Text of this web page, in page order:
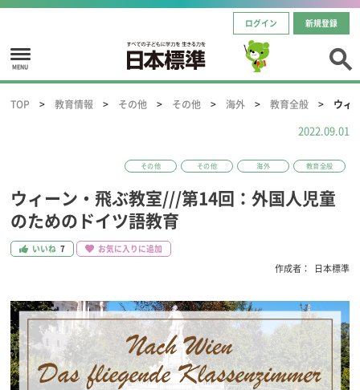
ログイン 新規登録
MENU
TOP 教育情報 その他 その他 海外 教育全般 ウィ
ウィーン・飛ぶ教室///第14回：外国人児童
のためのドイツ語教育
その他 その他 海外 教育全般
2022.09.01
いいね 7 お気に入りに追加
作成者： 日本標準